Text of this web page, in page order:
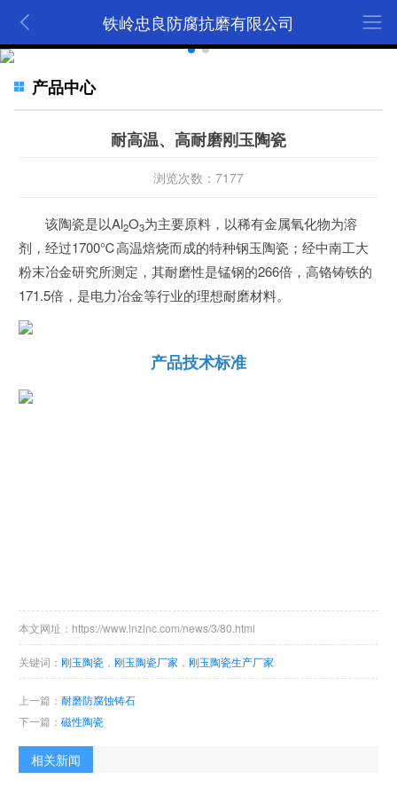
铁岭忠良防腐抗磨有限公司
产品中心
耐高温、高耐磨刚玉陶瓷
浏览次数：7177
该陶瓷是以Al2O3为主要原料，以稀有金属氧化物为溶
剂，经过1700℃高温焙烧而成的特种钢玉陶瓷；经中南工大
粉末冶金研究所测定，其耐磨性是锰钢的266倍，高铬铸铁的
171.5倍，是电力冶金等行业的理想耐磨材料。
产品技术标准
本文网址：https://www.lnzlnc.com/news/3/80.html
关键词： 刚玉陶瓷 ， 刚玉陶瓷厂家 ， 刚玉陶瓷生产厂家
上一篇： 耐磨防腐蚀铸石
下一篇： 磁性陶瓷
相关新闻